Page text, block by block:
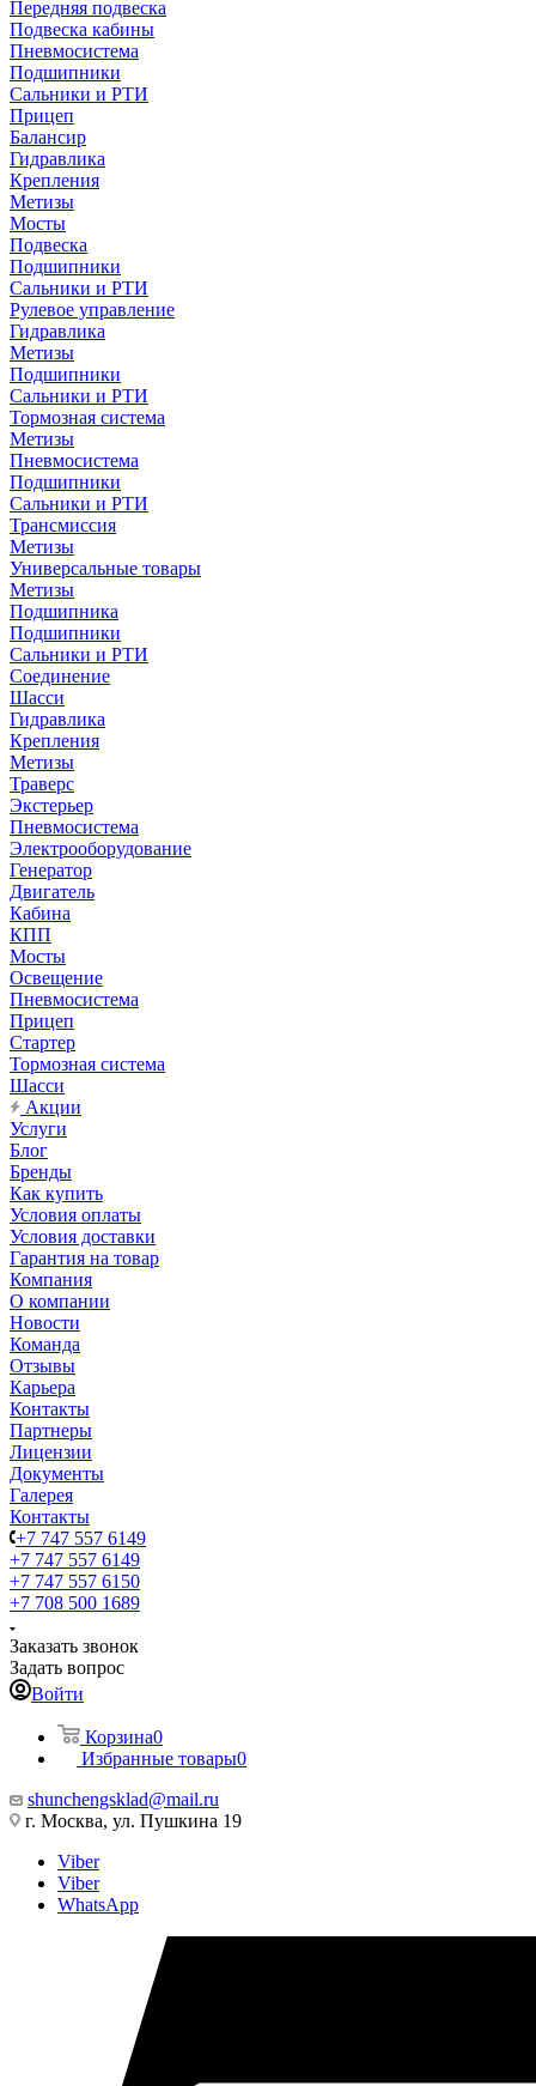
Передняя подвеска
Подвеска кабины
Пневмосистема
Подшипники
Сальники и РТИ
Прицеп
Балансир
Гидравлика
Крепления
Метизы
Мосты
Подвеска
Подшипники
Сальники и РТИ
Рулевое управление
Гидравлика
Метизы
Подшипники
Сальники и РТИ
Тормозная система
Метизы
Пневмосистема
Подшипники
Сальники и РТИ
Трансмиссия
Метизы
Универсальные товары
Метизы
Подшипника
Подшипники
Сальники и РТИ
Соединение
Шасси
Гидравлика
Крепления
Метизы
Траверс
Экстерьер
Пневмосистема
Электрооборудование
Генератор
Двигатель
Кабина
КПП
Мосты
Освещение
Пневмосистема
Прицеп
Стартер
Тормозная система
Шасси
Акции
Услуги
Блог
Бренды
Как купить
Условия оплаты
Условия доставки
Гарантия на товар
Компания
О компании
Новости
Команда
Отзывы
Карьера
Контакты
Партнеры
Лицензии
Документы
Галерея
Контакты
+7 747 557 6149
+7 747 557 6149
+7 747 557 6150
+7 708 500 1689
Заказать звонок
Задать вопрос
Войти
Корзина0
Избранные товары0
shunchengsklad@mail.ru
г. Москва, ул. Пушкина 19
Viber
Viber
WhatsApp